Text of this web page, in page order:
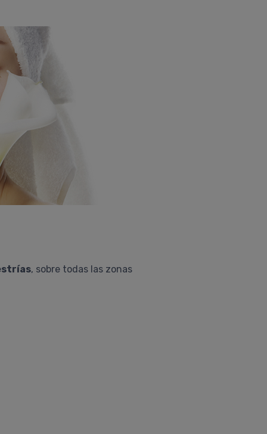
, sobre todas las zonas